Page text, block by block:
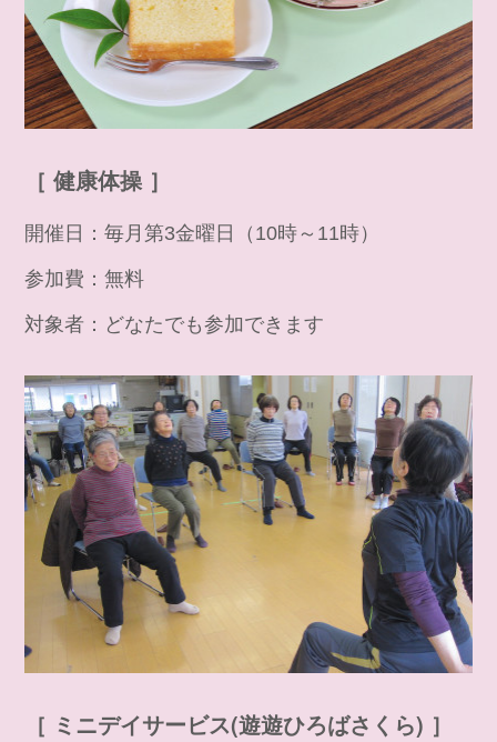
［ 健康体操 ］
開催日：毎月第3金曜日（10時～11時）
参加費：無料
対象者：どなたでも参加できます
［ ミニデイサービス(遊遊ひろばさくら) ］